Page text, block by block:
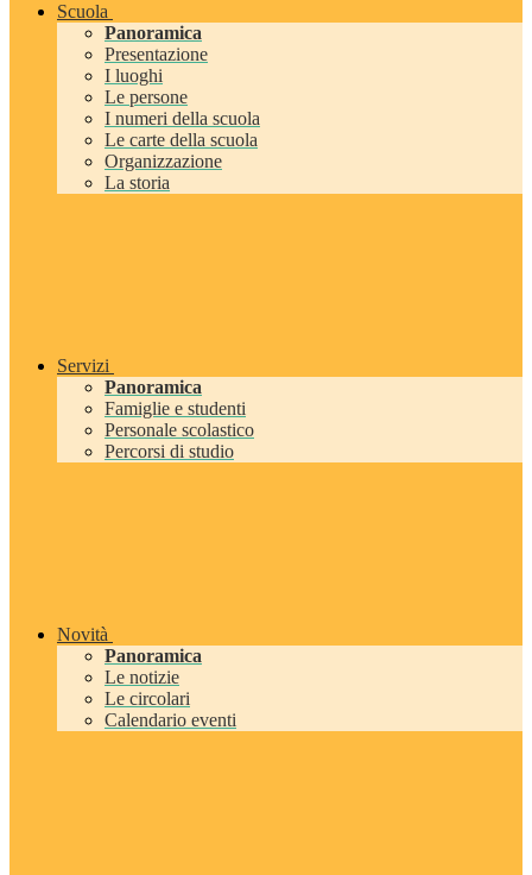
Scuola
Panoramica
Presentazione
I luoghi
Le persone
I numeri della scuola
Le carte della scuola
Organizzazione
La storia
Servizi
Panoramica
Famiglie e studenti
Personale scolastico
Percorsi di studio
Novità
Panoramica
Le notizie
Le circolari
Calendario eventi